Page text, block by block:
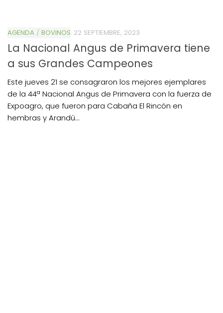
AGENDA / BOVINOS 22 SEPTIEMBRE, 2023
La Nacional Angus de Primavera tiene
a sus Grandes Campeones
Este jueves 21 se consagraron los mejores ejemplares
de la 44ª Nacional Angus de Primavera con la fuerza de
Expoagro, que fueron para Cabaña El Rincón en
hembras y Arandú...